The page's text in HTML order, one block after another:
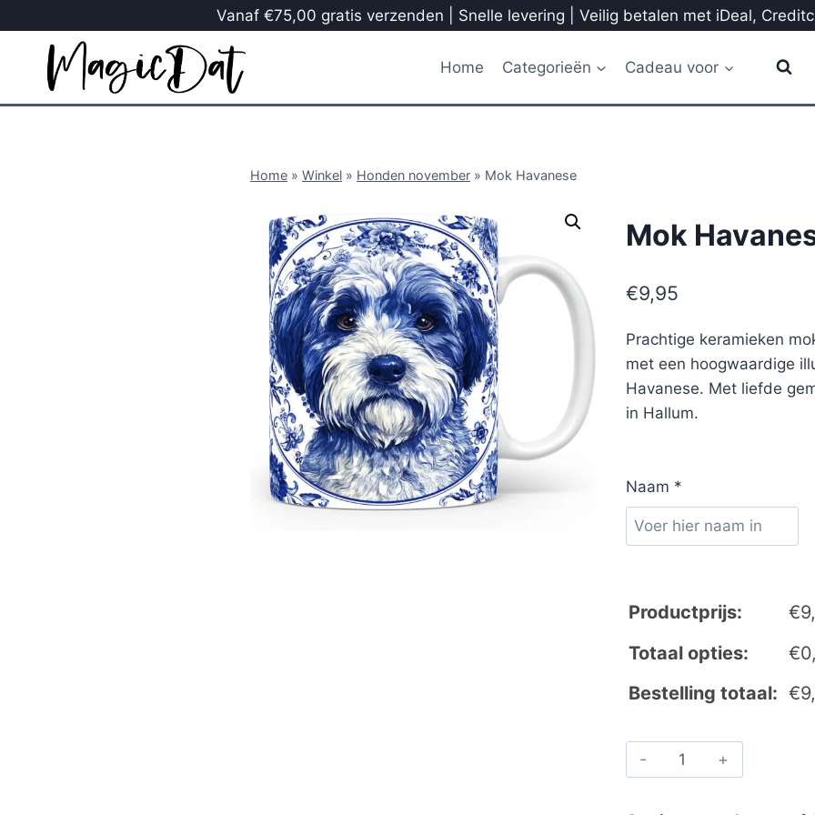
Vanaf €75,00 gratis verzenden | Snelle levering | Veilig betalen met iDeal,
Home Categorieën Cadeau voor
Home » Winkel » Honden november » Mok Havanese
Mok
€9,95
Prachtige keramieken
met een hoogwaardige
Havanese. Met liefde
in Hallum.
Naam *
Productprijs: €
Totaal opties:
€
Bestelling totaal: €